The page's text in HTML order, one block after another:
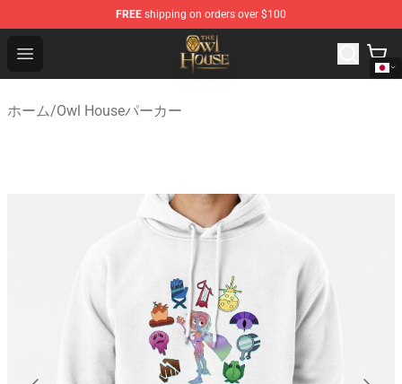
FREE shipping on orders over $100
Open menu
The Owl House Store - Official The Owl House
ホーム/Owl Houseパーカー